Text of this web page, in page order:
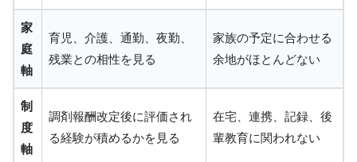
家
庭
軸
育児、介護、通勤、夜勤、
残業との相性を見る
家族の予定に合わせる
余地がほとんどない
制
度
軸
調剤報酬改定後に評価され
る経験が積めるかを見る
在宅、連携、記録、後
輩教育に関われない